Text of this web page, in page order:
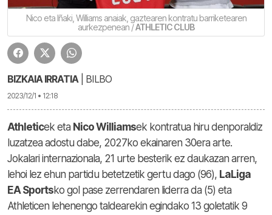
Nico eta Iñaki, Williams anaiak, gaztearen kontratu barriketearen
aurkezpenean /ATHLETIC CLUB
BIZKAIA IRRATIA| BILBO
2023/12/1 • 12:18
Athleticek eta Nico Williamsek kontratua hiru denporaldiz
luzatzea adostu dabe, 2027ko ekainaren 30era arte.
Jokalari internazionala, 21 urte besterik ez daukazan arren,
lehoi lez ehun partidu betetzetik gertu dago (96), LaLiga
EA Sportsko gol pase zerrendaren liderra da (5) eta
Athleticen lehenengo taldearekin egindako 13 goletatik 9